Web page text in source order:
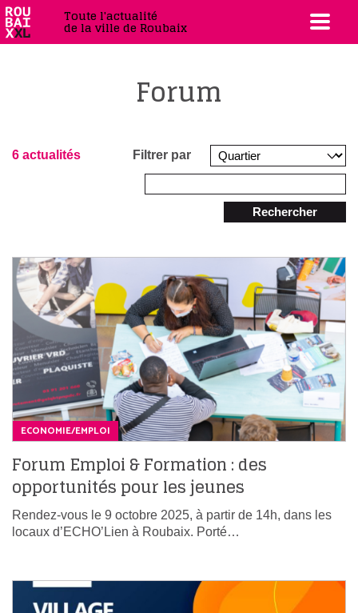
Toute l'actualité
de la ville de Roubaix
Forum
6 actualités Filtrer par
Rechercher
ECONOMIE/EMPLOI
Forum Emploi & Formation : des
opportunités pour les jeunes
Rendez-vous le 9 octobre 2025, à partir de 14h, dans les
locaux d’ECHO’Lien à Roubaix. Porté…